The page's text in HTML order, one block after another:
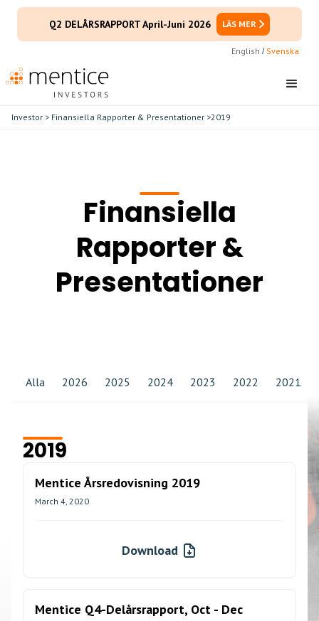
Q2 DELÅRSRAPPORT April-Juni 2026 LÄS MER
English / Svenska
Investor > Finansiella Rapporter & Presentationer >2019
Finansiella
Rapporter &
Presentationer
Alla 2026 2025 2024 2023 2022 2021
2019
Mentice Årsredovisning 2019
March 4, 2020
Download
Mentice Q4-Delårsrapport, Oct - Dec